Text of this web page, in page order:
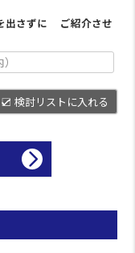
出さずに ご紹介させ
検討リストに入れる